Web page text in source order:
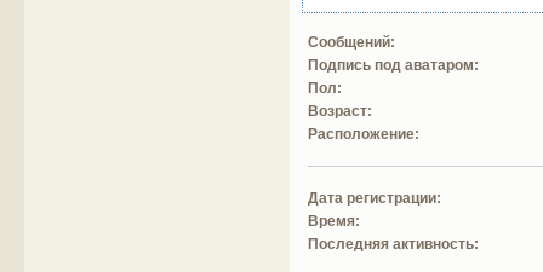
Сообщений:
Подпись под аватаром:
Пол:
Возраст:
Расположение:
Дата регистрации:
Время:
Последняя активность: